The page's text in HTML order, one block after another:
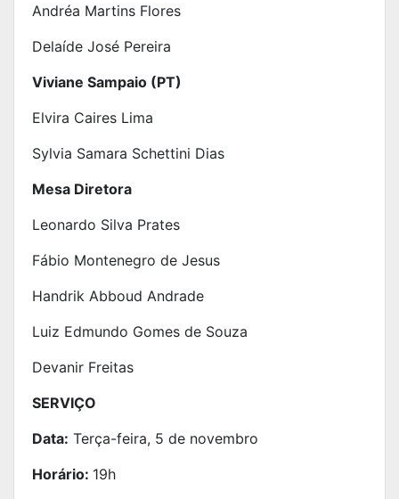
Andréa Martins Flores
Delaíde José Pereira
Viviane Sampaio (PT)
Elvira Caires Lima
Sylvia Samara Schettini Dias
Mesa Diretora
Leonardo Silva Prates
Fábio Montenegro de Jesus
Handrik Abboud Andrade
Luiz Edmundo Gomes de Souza
Devanir Freitas
SERVIÇO
Data: Terça-feira, 5 de novembro
Horário: 19h